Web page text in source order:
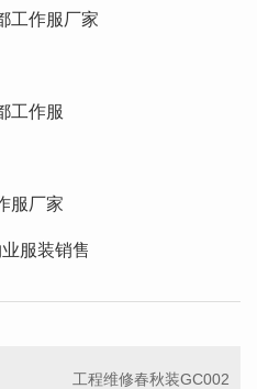
工程维修春秋装GC002